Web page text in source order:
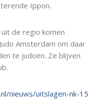
Ippon.
de regio komen
Amsterdam om daar
te judoën. Ze blijven
nieuws/uitslagen-nk-15